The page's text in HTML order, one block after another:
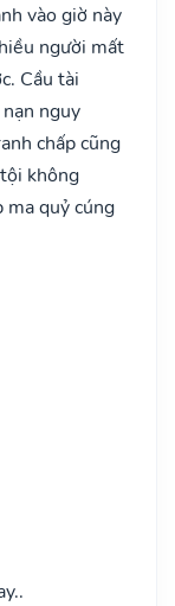
vào giờ này
người mất
Cầu tài
nguy
chấp cũng
không
ma quỷ cúng